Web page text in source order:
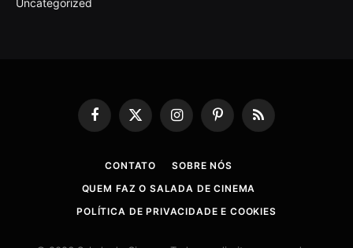
Facebook
X
(Twitter)
InstagramPinterestRSS
CONTATO
SOBRE NÓS
QUEM FAZ O SALADA DE CINEMA
POLÍTICA DE PRIVACIDADE E COOKIES